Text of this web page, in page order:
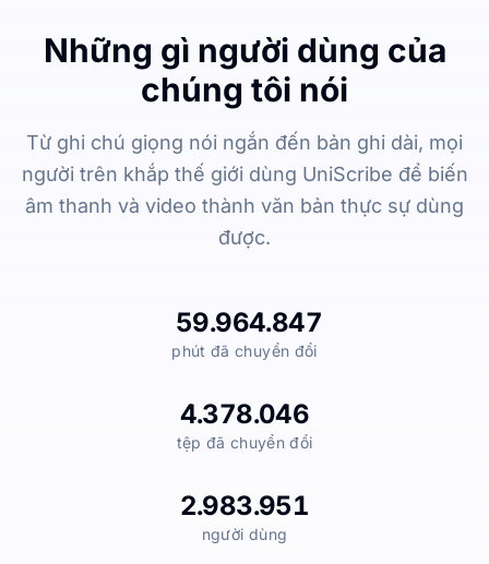
Những gì người dùng của
chúng tôi nói
Từ ghi chú giọng nói ngắn đến bản ghi dài, mọi
người trên khắp thế giới dùng UniScribe để biến
âm thanh và video thành văn bản thực sự dùng
được.
59.964.847
phút đã chuyển đổi
4.378.046
tệp đã chuyển đổi
2.983.951
người dùng